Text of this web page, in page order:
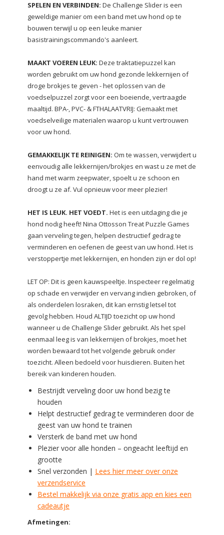
SPELEN EN VERBINDEN: De Challenge Slider is een
geweldige manier om een band met uw hond op te
bouwen terwijl u op een leuke manier
basistrainingscommando's aanleert.
MAAKT VOEREN LEUK: Deze traktatiepuzzel kan
worden gebruikt om uw hond gezonde lekkernijen of
droge brokjes te geven - het oplossen van de
voedselpuzzel zorgt voor een boeiende, vertraagde
maaltijd. BPA-, PVC- & FTHALAATVRIJ: Gemaakt met
voedselveilige materialen waarop u kunt vertrouwen
voor uw hond.
GEMAKKELIJK TE REINIGEN: Om te wassen, verwijdert u
eenvoudig alle lekkernijen/brokjes en wast u ze met de
hand met warm zeepwater, spoelt u ze schoon en
droogt u ze af. Vul opnieuw voor meer plezier!
HET IS LEUK. HET VOEDT. Het is een uitdaging die je
hond nodig heeft! Nina Ottosson Treat Puzzle Games
gaan verveling tegen, helpen destructief gedrag te
verminderen en oefenen de geest van uw hond. Het is
verstoppertje met lekkernijen, en honden zijn er dol op!
LET OP: Dit is geen kauwspeeltje. Inspecteer regelmatig
op schade en verwijder en vervang indien gebroken, of
als onderdelen losraken, dit kan ernstig letsel tot
gevolg hebben. Houd ALTIJD toezicht op uw hond
wanneer u de Challenge Slider gebruikt. Als het spel
eenmaal leeg is van lekkernijen of brokjes, moet het
worden bewaard tot het volgende gebruik onder
toezicht. Alleen bedoeld voor huisdieren. Buiten het
bereik van kinderen houden.
Bestrijdt verveling door uw hond bezig te
houden
Helpt destructief gedrag te verminderen door de
geest van uw hond te trainen
Versterk de band met uw hond
Plezier voor alle honden – ongeacht leeftijd en
grootte
Snel verzonden | Lees hier meer over onze
verzendservice
Bestel makkelijk via onze gratis app en kies een
cadeautje
Afmetingen: